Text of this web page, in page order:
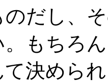
だし、
もちろ
決めら